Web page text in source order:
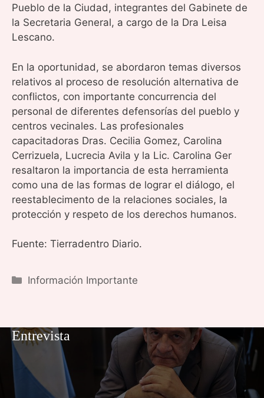
Pueblo de la Ciudad, integrantes del Gabinete de
la Secretaria General, a cargo de la Dra Leisa
Lescano.
En la oportunidad, se abordaron temas diversos
relativos al proceso de resolución alternativa de
conflictos, con importante concurrencia del
personal de diferentes defensorías del pueblo y
centros vecinales. Las profesionales
capacitadoras Dras. Cecilia Gomez, Carolina
Cerrizuela, Lucrecia Avila y la Lic. Carolina Ger
resaltaron la importancia de esta herramienta
como una de las formas de lograr el diálogo, el
reestablecimento de la relaciones sociales, la
protección y respeto de los derechos humanos.
Fuente: Tierradentro Diario.
Categorías
Información Importante
Entrevista